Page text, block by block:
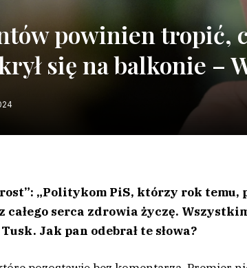
powinien tropić,
się na balkonie –
„Politykom PiS, którzy rok temu,
całego serca zdrowia życzę.
Jak pan odebrał te słowa?